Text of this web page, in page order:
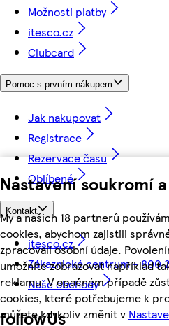
Nastavení soukromí
My a našich 18 partnerů
cookies, abychom zajistili
zpracovali osobní údaje.
umožníte zobrazovat například
reklamu. V opačném případě
cookies, které potřebujeme k
můžete kdykoliv změnit v
Možnosti platby
itesco.cz
Clubcard
Pomoc s prvním nákupem
Jak nakupovat
Registrace
Rezervace času
Oblíbené
Kontakt
itesco.cz
Zákaznické centrum - 800
Naše obchody
followUs